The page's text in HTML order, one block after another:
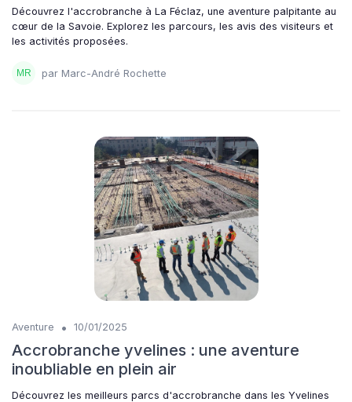
Découvrez l'accrobranche à La Féclaz, une aventure palpitante au
cœur de la Savoie. Explorez les parcours, les avis des visiteurs et
les activités proposées.
par Marc-André Rochette
Aventure • 10/01/2025
Accrobranche yvelines : une aventure
inoubliable en plein air
Découvrez les meilleurs parcs d'accrobranche dans les Yvelines